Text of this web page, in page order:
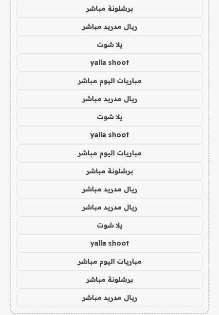
برشلونة مباشر
ريال مدريد مباشر
يلا شوت
yalla shoot
مباريات اليوم مباشر
ريال مدريد مباشر
يلا شوت
yalla shoot
مباريات اليوم مباشر
برشلونة مباشر
ريال مدريد مباشر
ريال مدريد مباشر
يلا شوت
yalla shoot
مباريات اليوم مباشر
برشلونة مباشر
ريال مدريد مباشر